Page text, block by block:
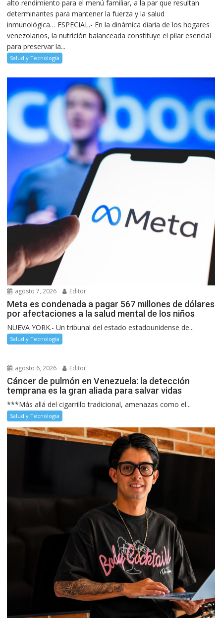
alto rendimiento para el menú familiar, a la par que resultan
determinantes para mantener la fuerza y la salud
inmunológica… ESPECIAL.- En la dinámica diaria de los hogares
venezolanos, la nutrición balanceada constituye el pilar esencial
para preservar la...
Salud y Tecnología
agosto 7, 2026 Editor
Meta es condenada a pagar 567 millones de dólares
por afectaciones a la salud mental de los niños
NUEVA YORK.- Un tribunal del estado estadounidense de...
Salud y Tecnología
agosto 6, 2026 Editor
Cáncer de pulmón en Venezuela: la detección
temprana es la gran aliada para salvar vidas
***Más allá del cigarrillo tradicional, amenazas como el...
Salud y Tecnología